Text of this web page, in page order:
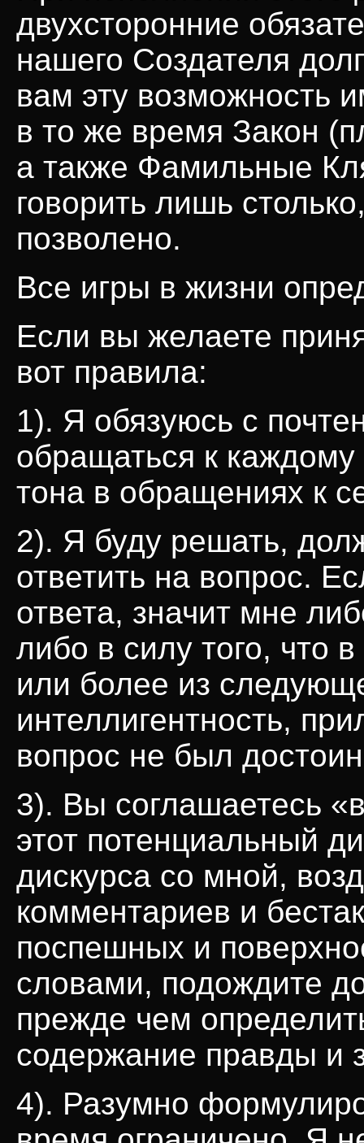
двухсторонние
нашего Создателя
вам эту возможность
в то же время Закон
а также Фамильные
говорить лишь
позволено.
Все игры в жизни
Если вы желаете
вот правила:
1). Я обязуюсь с
обращаться к
тона в обращениях к
2). Я буду решать,
ответить на вопрос.
ответа, значит мне
либо в силу того, что
или более из
интеллигентность,
вопрос не был
3). Вы соглашаетесь
этот потенциальный
дискурса со мной,
комментариев и
поспешных и
словами, подождите
прежде чем
содержание правды и
4). Разумно